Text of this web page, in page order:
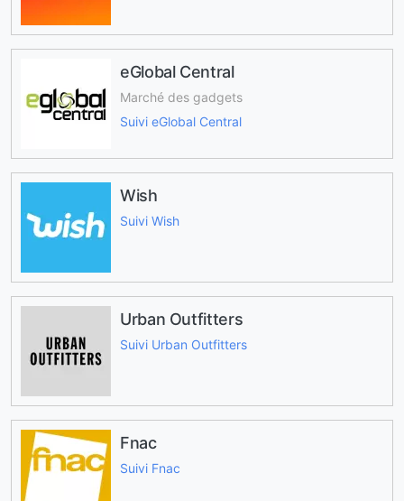
eGlobal Central
Marché des gadgets
Suivi eGlobal Central
Wish
Suivi Wish
Urban Outfitters
Suivi Urban Outfitters
Fnac
Suivi Fnac